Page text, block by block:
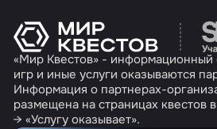
«Мир Квестов» - информационный
игр и иные услуги оказываются
Информация о партнерах-
размещена на страницах квестов
→ «Услугу оказывает».